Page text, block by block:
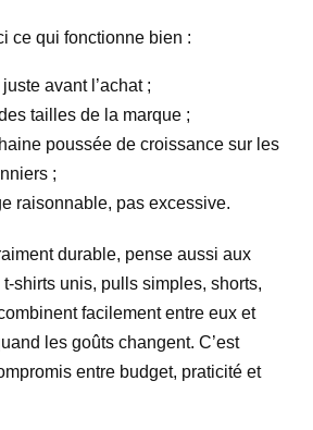
ce qui fonctionne bien :
avant l’achat ;
tailles de la marque ;
poussée de croissance sur les
;
raisonnable, pas excessive.
durable, pense aussi aux
shirts unis, pulls simples, shorts,
facilement entre eux et
les goûts changent. C’est
entre budget, praticité et